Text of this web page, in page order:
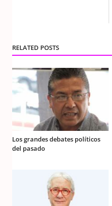
RELATED POSTS
Los grandes debates políticos
del pasado